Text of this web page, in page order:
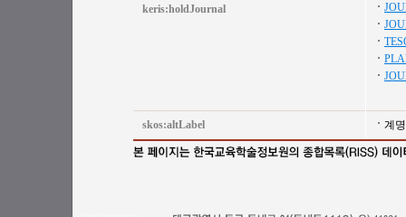
keris:holdJournal
skos:altLabel 계